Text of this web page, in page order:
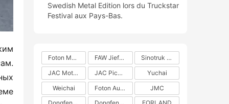
Swedish Metal Edition lors du Truckstar
Festival aux Pays-Bas.
Foton Motors FAW Jiefang
Sinotruk Group
JAC Motors
JAC Pickups
Yuchai
Weichai
Foton Auman
JMC